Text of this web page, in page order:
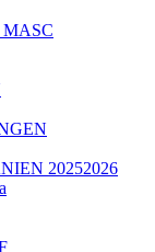
MASC
20252026